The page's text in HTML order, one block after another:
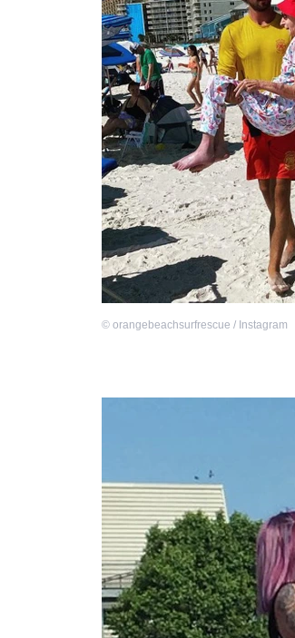
© orangebeachsurfrescue / Instagram